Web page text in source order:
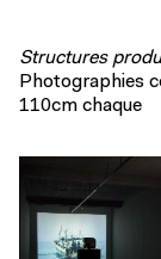
Structures
Photographies
110cm chaque